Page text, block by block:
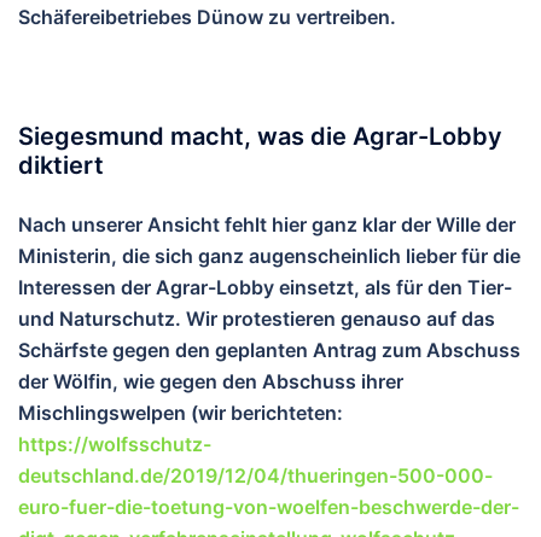
Schäfereibetriebes Dünow zu vertreiben.
Siegesmund macht, was die Agrar-Lobby
diktiert
Nach unserer Ansicht fehlt hier ganz klar der Wille der
Ministerin, die sich ganz augenscheinlich lieber für die
Interessen der Agrar-Lobby einsetzt, als für den Tier-
und Naturschutz. Wir protestieren genauso auf das
Schärfste gegen den geplanten Antrag zum Abschuss
der Wölfin, wie gegen den Abschuss ihrer
Mischlingswelpen (wir berichteten:
https://wolfsschutz-
deutschland.de/2019/12/04/thueringen-500-000-
euro-fuer-die-toetung-von-woelfen-beschwerde-der-